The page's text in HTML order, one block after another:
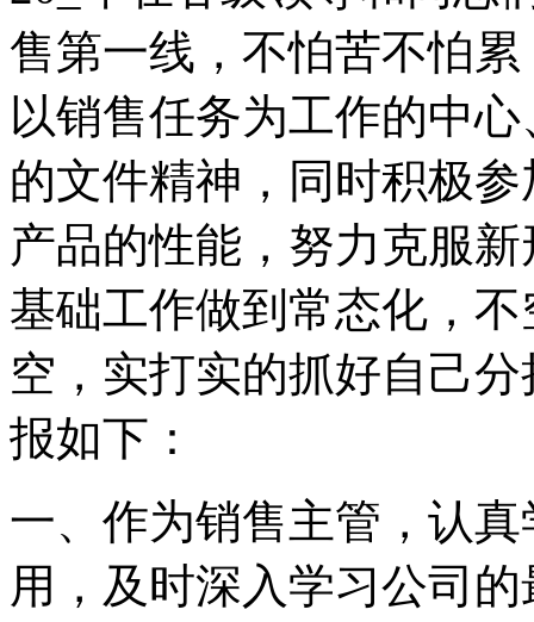
售第一线，不怕苦不怕
以销售任务为工作的中
的文件精神，同时积极
产品的性能，努力克服
基础工作做到常态化，
空，实打实的抓好自己
报如下：
一、作为销售主管，认
用，及时深入学习公司